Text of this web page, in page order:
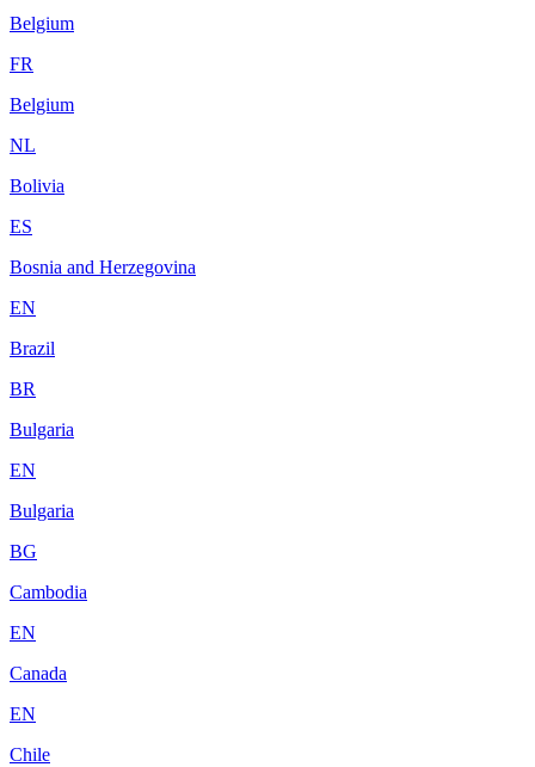
Belgium
FR
Belgium
NL
Bolivia
ES
Bosnia and Herzegovina
EN
Brazil
BR
Bulgaria
EN
Bulgaria
BG
Cambodia
EN
Canada
EN
Chile